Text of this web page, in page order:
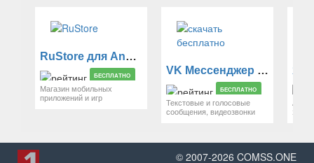
RuStore для Android
БЕСПЛАТНО
Магазин мобильных
приложений и игр
VK Мессенджер для Android
БЕСПЛАТНО
Текстовые и голосовые
сообщения, видеозвонки
© 2007-2026 COMSS.ONE